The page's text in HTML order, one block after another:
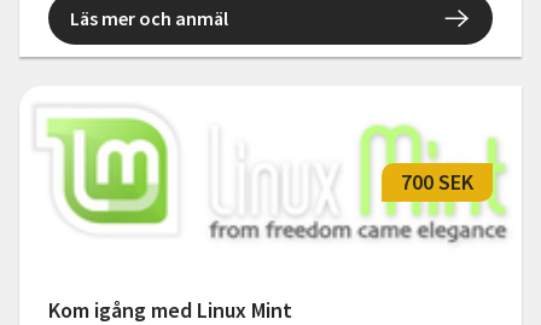
Läs mer och anmäl
Kom igång med Linux Mint
700 SEK